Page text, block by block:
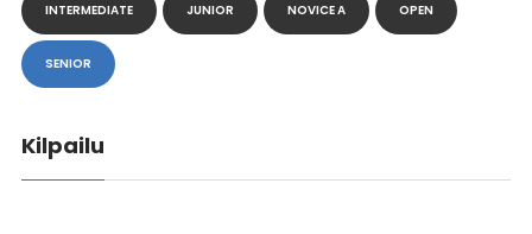
INTERMEDIATE JUNIOR NOVICE A OPEN
SENIOR
Kilpailu